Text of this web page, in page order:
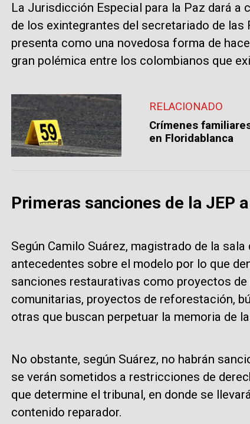
La Jurisdicción Especial para la Paz dará
de los exintegrantes del secretariado de
presenta como una novedosa forma de
gran polémica entre los colombianos que
RELACIONADO
Crímenes
en Floridablanca
Primeras sanciones de la JEP
Según Camilo Suárez, magistrado de la
antecedentes sobre el modelo por lo que
sanciones restaurativas como proyectos
comunitarias, proyectos de reforestación,
otras que buscan perpetuar la memoria de
No obstante, según Suárez, no habrán
se verán sometidos a restricciones de
que determine el tribunal, en donde se
contenido reparador.